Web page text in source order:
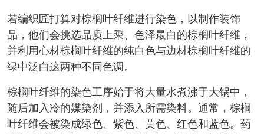
若编织匠打算对棕榈叶纤维进行染色，以制作装饰
品，他们会挑选品质上乘、色泽最白的棕榈叶纤维，
并利用心材棕榈叶纤维的纯白色与边材棕榈叶纤维的
绿中泛白这两种不同色调。
棕榈叶纤维的染色工序始于将大量水煮沸于大锅中，
随后加入冷的媒染剂，并添入所需染料。通常，棕榈
叶纤维会被染成绿色、紫色、黄色、红色和蓝色。药